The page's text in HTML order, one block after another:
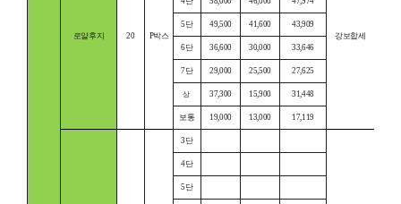
로얄후지 20 P박스 강보합세
5단 49,500 41,600 43,909
6단 36,600 30,000 33,646
7단 29,000 25,500 27,625
상 37,300 15,900 31,448
보통 19,000 13,000 17,119
3단
4단
5단